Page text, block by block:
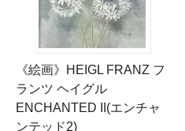
《絵画》HEIGL FRANZ フ
ランツ ヘイグル
ENCHANTED II(エンチャ
ンテッド2)